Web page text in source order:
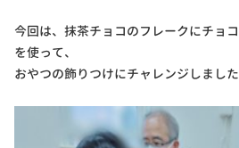
今回は、抹茶チョコのフレークにチョ
を使って、
おやつの飾りつけにチャレンジしまし